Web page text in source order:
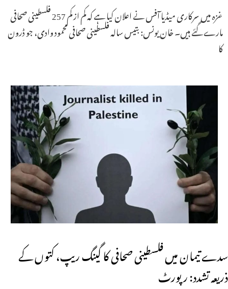
غزہ میں سرکاری میڈیا آفس نے اعلان کیا ہے کہ کم از کم 257 فلسطینی صحافی
مارے گئے ہیں۔ خان یونس: بتیس سالہ فلسطینی صحافی محمود وادی، جو ڈرون
کا
سدے تیمان میں فلسطینی صحافی کا گینگ ریپ، کتوں کے
ذریعہ تشدد: رپورٹ